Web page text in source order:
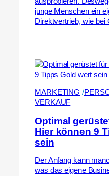
junge Menschen ein
Direktvertrieb, wie bei
MARKETING /
VERKAUF
Optimal
Hier können 9
sein
Der Anfang kann
was das eigene